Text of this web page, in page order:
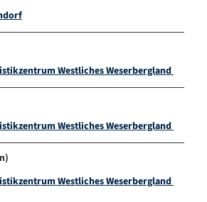
Westliches Weserbergland
Westliches Weserbergland
Westliches Weserbergland